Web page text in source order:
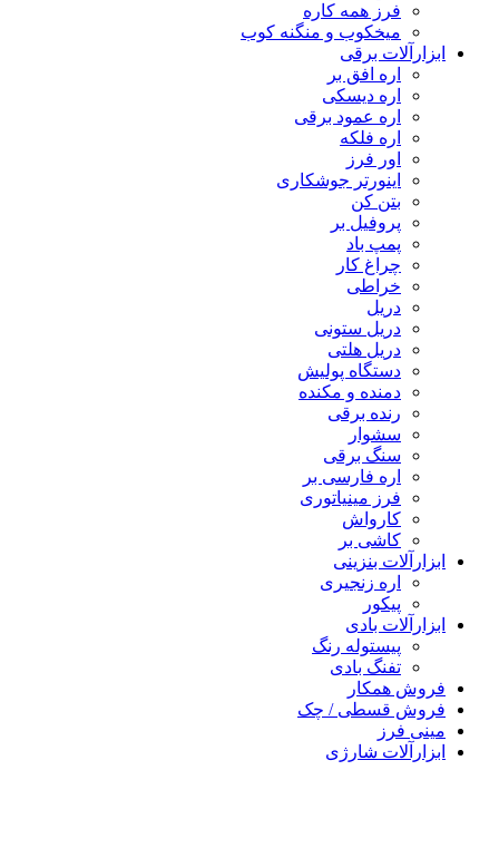
فرز همه کاره
میخکوب و منگنه کوب
برقی
اره افق بر
اره دیسکی
اره عمود برقی
اینورتر جوشکاری
پروفیل بر
چراغ کار
دریل ستونی
دریل هلتی
دستگاه پولیش
دمنده و مکنده
رنده برقی
سنگ برقی
اره فارسی بر
فرز مینیاتوری
کاشی بر
بنزینی
اره زنجیری
بادی
پیستوله رنگ
تفنگ بادی
همکار
قسطی / چک
فرز
شارژی